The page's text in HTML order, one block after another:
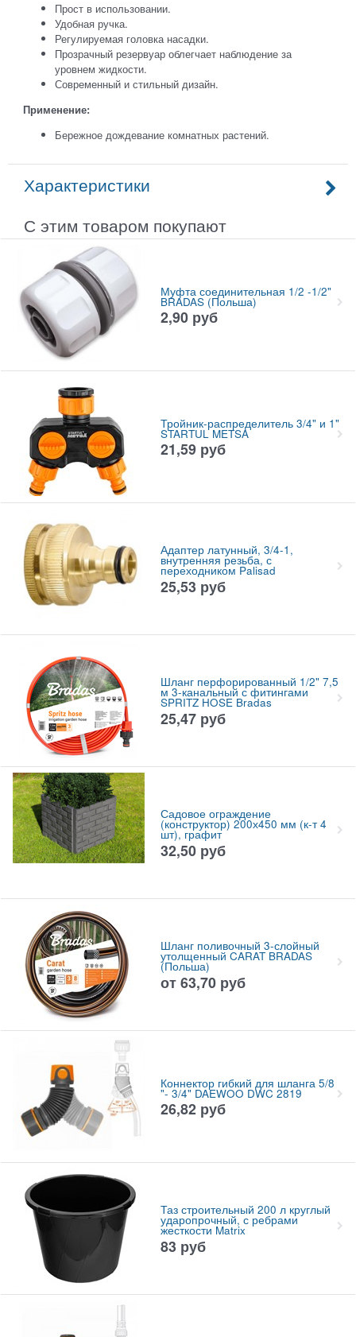
Прост в использовании.
Удобная ручка.
Регулируемая головка насадки.
Прозрачный резервуар облегчает наблюдение за
уровнем жидкости.
Современный и стильный дизайн.
Применение:
Бережное дождевание комнатных растений.
Характеристики
С этим товаром покупают
Муфта соединительная 1/2 -1/2"
BRADAS (Польша)
2,90 руб
Тройник-распределитель 3/4" и 1"
STARTUL METSA
21,59 руб
Адаптер латунный, 3/4-1,
внутренняя резьба, с
переходником Palisad
25,53 руб
Шланг перфорированный 1/2" 7,5
м 3-канальный с фитингами
SPRITZ HOSE Bradas
25,47 руб
Садовое ограждение
(конструктор) 200х450 мм (к-т 4
шт), графит
32,50 руб
Шланг поливочный 3-слойный
утолщенный CARAT BRADAS
(Польша)
от 63,70 руб
Коннектор гибкий для шланга 5/8
"- 3/4" DAEWOO DWC 2819
26,82 руб
Таз строительный 200 л круглый
ударопрочный, с ребрами
жесткости Matrix
83 руб